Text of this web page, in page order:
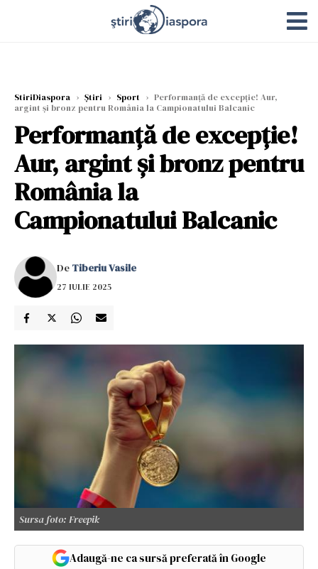
StiriDiaspora › Știri › Sport › Performanță de excepție! Aur,
argint și bronz pentru România la Campionatului Balcanic
Performanță de excepție!
Aur, argint și bronz pentru
România la
Campionatului Balcanic
De Tiberiu Vasile
27 IULIE 2025
Sursa foto: Freepik
Adaugă-ne ca sursă preferată în Google